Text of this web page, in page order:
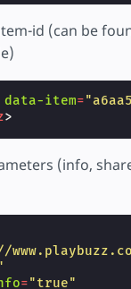
id (can be
data-item=
>
(info,
="true"